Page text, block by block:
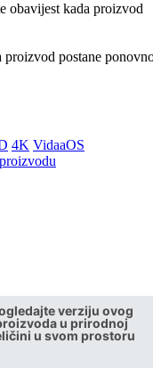
obavijest kada proizvod
postane
4K VidaaOS
verziju ovog
u prirodnoj
u svom prostoru